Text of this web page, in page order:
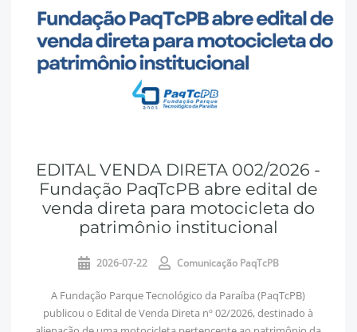
EDITAL VENDA DIRETA 002/2026 -
Fundação PaqTcPB abre edital de
venda direta para motocicleta do
patrimônio institucional
2026-07-22 Comunicação PaqTcPB
A Fundação Parque Tecnológico da Paraíba (PaqTcPB)
publicou o Edital de Venda Direta nº 02/2026, destinado à